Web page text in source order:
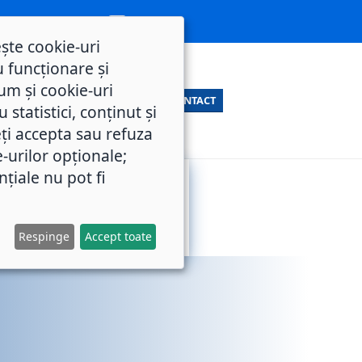
CONTACT
cookie-uri
funcționare și
și cookie-uri
statistici, conținut și
accepta sau refuza
urilor opționale;
nu pot fi
Respinge Accept toate